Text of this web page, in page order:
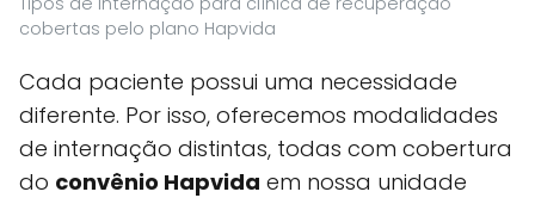
cobertas pelo plano Hapvida
Cada paciente possui uma necessidade
diferente. Por isso, oferecemos modalidades
de internação distintas, todas com cobertura
do convênio Hapvida em nossa unidade